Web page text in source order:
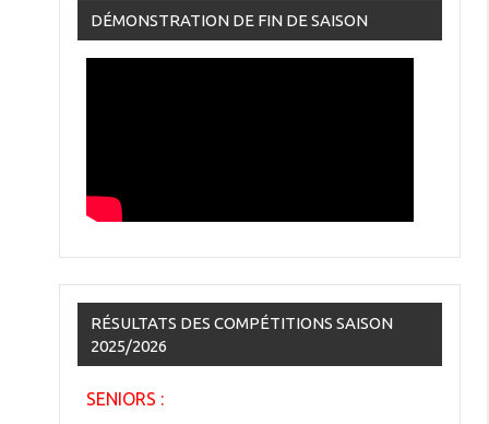
DÉMONSTRATION DE FIN DE SAISON
RÉSULTATS DES COMPÉTITIONS SAISON
2025/2026
SENIORS :